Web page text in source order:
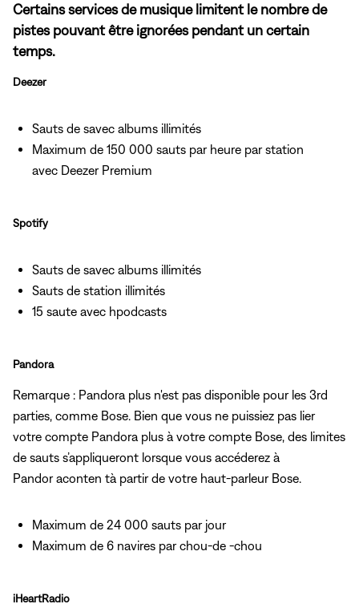
Certains services de musique limitent le nombre de
pistes pouvant être ignorées pendant un certain
temps.
Deezer
Sauts de savec albums illimités
Maximum de 150 000 sauts par heure par station
avec Deezer Premium
Spotify
Sauts de savec albums illimités
Sauts de station illimités
15 saute avec hpodcasts
Pandora
Remarque : Pandora plus n'est pas disponible pour les 3rd
parties, comme Bose. Bien que vous ne puissiez pas lier
votre compte Pandora plus à votre compte Bose, des limites
de sauts s’appliqueront lorsque vous accéderez à
Pandor aconten tà partir de votre haut-parleur Bose.
Maximum de 24 000 sauts par jour
Maximum de 6 navires par chou-de -chou
iHeartRadio